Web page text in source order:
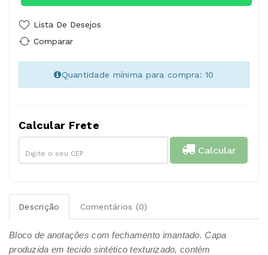
Lista De Desejos
Comparar
Quantidade mínima para compra: 10
Calcular Frete
Calcular
Descrição Comentários (0)
Bloco de anotações com fechamento imantado. Capa
produzida em tecido sintético texturizado, contém